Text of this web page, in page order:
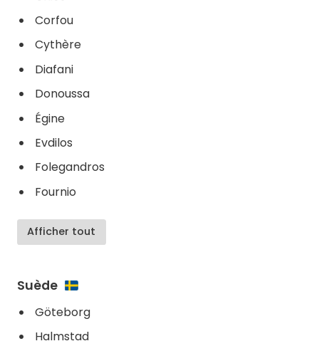
Corfou
Cythère​
Diafani
Donoussa
Égine
Evdilos
Folegandros
Fournio
Afficher tout
Suède
Göteborg
Halmstad